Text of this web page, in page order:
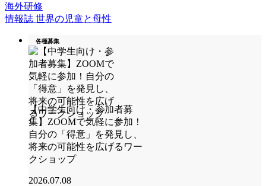
海外研修
情報誌 世界の児童と母性
各種募集
【中学生向け・参加者募
集】ZOOMで気軽に参加！
自分の「得意」を発見し、
将来の可能性を広げるワー
クショップ
2026.07.08